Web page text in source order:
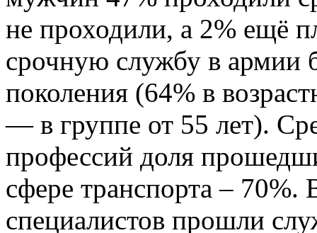
не проходили, а 2% ещё
срочную службу в армии
поколения (64% в
— в группе от 55 лет).
профессий доля
сфере транспорта –
специалистов прошли